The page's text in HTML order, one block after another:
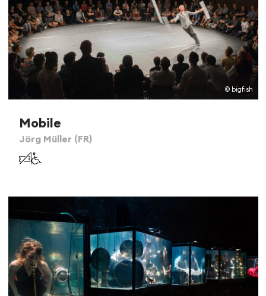
© bigfish
Mobile
Jörg Müller (FR)